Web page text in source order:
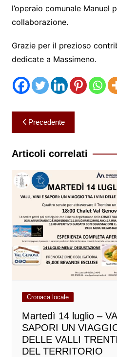
l’operaio comunale Manuel
collaborazione.
Grazie per il prezioso
dedicate a Massimeno.
Navigazione
articoli
Precedente
Articoli correlati
Cronaca locale
Martedì 14 luglio –
SAPORI UN
DELLE VALLI
DEL TERRITORIO